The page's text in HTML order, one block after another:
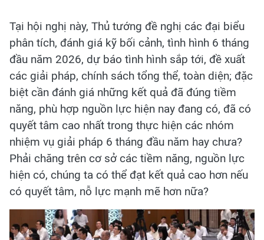
Tại hội nghị này, Thủ tướng đề nghị các đại biểu
phân tích, đánh giá kỹ bối cảnh, tình hình 6 tháng
đầu năm 2026, dự báo tình hình sắp tới, đề xuất
các giải pháp, chính sách tổng thể, toàn diện; đặc
biệt cần đánh giá những kết quả đã đúng tiềm
năng, phù hợp nguồn lực hiện nay đang có, đã có
quyết tâm cao nhất trong thực hiện các nhóm
nhiệm vụ giải pháp 6 tháng đầu năm hay chưa?
Phải chăng trên cơ sở các tiềm năng, nguồn lực
hiện có, chúng ta có thể đạt kết quả cao hơn nếu
có quyết tâm, nỗ lực mạnh mẽ hơn nữa?